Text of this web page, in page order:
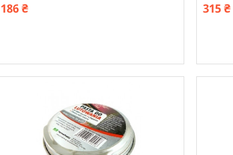
186 ₴ 315 ₴